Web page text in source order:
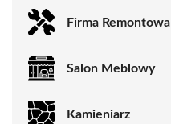
Firma Remontowa
Salon Meblowy
Kamieniarz